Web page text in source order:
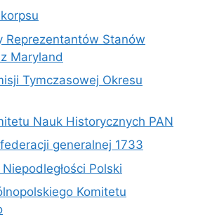
Reprezentantów Stanów
Maryland
Tymczasowej Okresu
Nauk Historycznych PAN
generalnej 1733
Polski
Komitetu